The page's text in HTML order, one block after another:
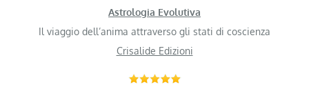
Astrologia Evolutiva
Il viaggio dell’anima attraverso gli stati di coscienza
Crisalide Edizioni